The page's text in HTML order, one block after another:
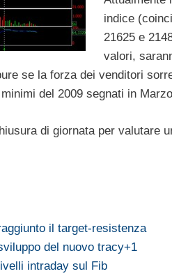
indice
21625 e
valori,
se la forza dei venditori
del 2009 segnati in
di giornata per valutare
il target-resistenza
del nuovo tracy+1
intraday sul Fib